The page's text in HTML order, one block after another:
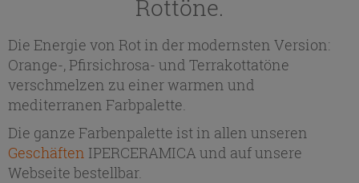
Rottöne.
Die Energie von Rot in der modernsten Version:
Orange-, Pfirsichrosa- und Terrakottatöne
verschmelzen zu einer warmen und
mediterranen Farbpalette.
Die ganze Farbenpalette ist in allen unseren
Geschäften IPERCERAMICA und auf unsere
Webseite bestellbar.